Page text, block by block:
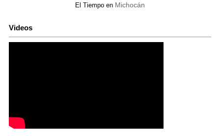
El Tiempo en Michocán
Videos